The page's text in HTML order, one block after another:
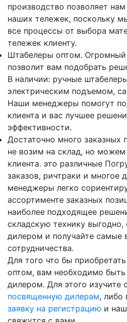
производство позволяет
наших тележек, поскольку
все процессы от выбора
тележек клиенту.
Штабелеры оптом.
позволит вам подобрать
В наличии: ручные
электрическим подъемом,
Наши менеджеры помогут
клиента и вас лучшее
эффективности.
Достаточно много заказных
не возим на склад, но
клиента. это различные
заказов, ричтраки и многое
менеджеры легко
ассортименте заказных
наиболее подходящее
складскую технику
дилером и получайте самые
сотрудничества.
Для того что бы
оптом, вам необходимо
дилером. Для этого изучите
посвященную дилерам, либо
заявку на регистрацию и